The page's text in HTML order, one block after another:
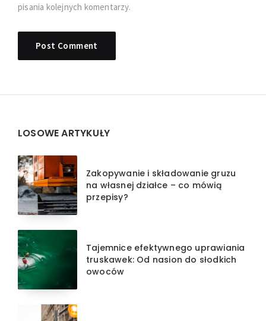
pisania kolejnych komentarzy.
Widgets
LOSOWE ARTYKUŁY
Zakopywanie i składowanie gruzu
na własnej działce – co mówią
przepisy?
Tajemnice efektywnego uprawiania
truskawek: Od nasion do słodkich
owoców